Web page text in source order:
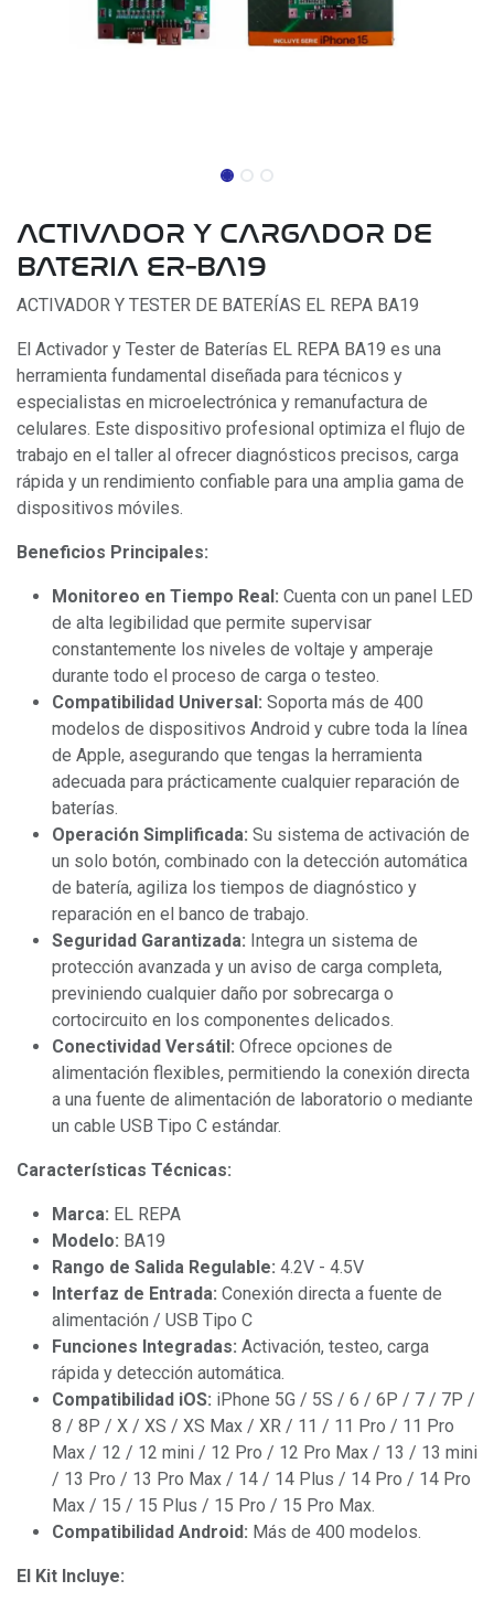
ACTIVADOR Y CARGADOR DE
BATERIA ER-BA19
ACTIVADOR Y TESTER DE BATERÍAS EL REPA BA19
El Activador y Tester de Baterías EL REPA BA19 es una
herramienta fundamental diseñada para técnicos y
especialistas en microelectrónica y remanufactura de
celulares. Este dispositivo profesional optimiza el flujo de
trabajo en el taller al ofrecer diagnósticos precisos, carga
rápida y un rendimiento confiable para una amplia gama de
dispositivos móviles.
Beneficios Principales:
Monitoreo en Tiempo Real: Cuenta con un panel LED
de alta legibilidad que permite supervisar
constantemente los niveles de voltaje y amperaje
durante todo el proceso de carga o testeo.
Compatibilidad Universal: Soporta más de 400
modelos de dispositivos Android y cubre toda la línea
de Apple, asegurando que tengas la herramienta
adecuada para prácticamente cualquier reparación de
baterías.
Operación Simplificada: Su sistema de activación de
un solo botón, combinado con la detección automática
de batería, agiliza los tiempos de diagnóstico y
reparación en el banco de trabajo.
Seguridad Garantizada: Integra un sistema de
protección avanzada y un aviso de carga completa,
previniendo cualquier daño por sobrecarga o
cortocircuito en los componentes delicados.
Conectividad Versátil: Ofrece opciones de
alimentación flexibles, permitiendo la conexión directa
a una fuente de alimentación de laboratorio o mediante
un cable USB Tipo C estándar.
Características Técnicas:
Marca: EL REPA
Modelo: BA19
Rango de Salida Regulable: 4.2V - 4.5V
Interfaz de Entrada: Conexión directa a fuente de
alimentación / USB Tipo C
Funciones Integradas: Activación, testeo, carga
rápida y detección automática.
Compatibilidad iOS: iPhone 5G / 5S / 6 / 6P / 7 / 7P /
8 / 8P / X / XS / XS Max / XR / 11 / 11 Pro / 11 Pro
Max / 12 / 12 mini / 12 Pro / 12 Pro Max / 13 / 13 mini
/ 13 Pro / 13 Pro Max / 14 / 14 Plus / 14 Pro / 14 Pro
Max / 15 / 15 Plus / 15 Pro / 15 Pro Max.
Compatibilidad Android: Más de 400 modelos.
El Kit Incluye: